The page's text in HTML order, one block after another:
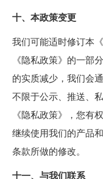
十、本政策变更
我们可能适时修订本
《隐私政策》的一部
的实质减少，我们会
不限于公示、推送、
《隐私政策》，您有
继续使用我们的产品
条款所做的修改。
十一、与我们联系